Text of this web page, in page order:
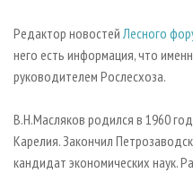
Редактор новостей Лесного
него есть информация, что
руководителем Рослесхоза.
В.Н.Масляков родился в 1960
Карелия. Закончил
кандидат экономических наук.